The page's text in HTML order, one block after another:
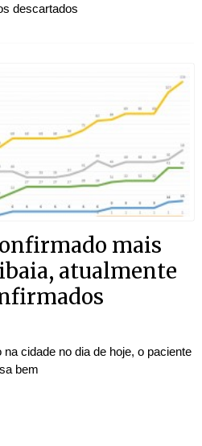
descartados
mais
atualmente
cidade no dia de hoje, o paciente
bem